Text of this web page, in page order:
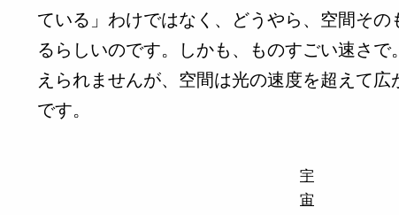
ている」わけではなく、どうやら、空間その
るらしいのです。しかも、ものすごい速さで
えられませんが、空間は光の速度を超えて広
です。
宇
宙